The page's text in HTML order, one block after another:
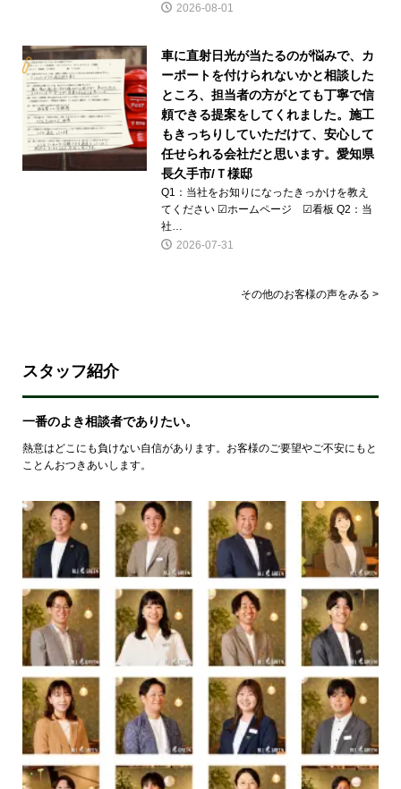
2026-08-01
車に直射日光が当たるのが悩みで、カ
ーポートを付けられないかと相談した
ところ、担当者の方がとても丁寧で信
頼できる提案をしてくれました。施工
もきっちりしていただけて、安心して
任せられる会社だと思います。愛知県
長久手市/Ｔ様邸
Q1：当社をお知りになったきっかけを教え
てください ☑ホームページ ☑看板 Q2：当
社…
2026-07-31
その他のお客様の声をみる >
スタッフ紹介
一番のよき相談者でありたい。
熱意はどこにも負けない自信があります。お客様のご要望やご不安にもと
ことんおつきあいします。